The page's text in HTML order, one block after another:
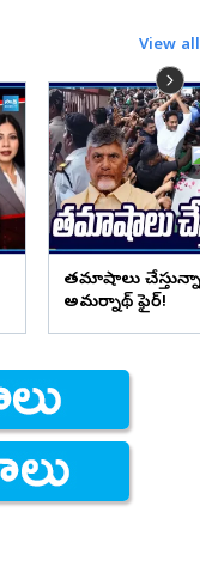
View all
తమాషాలు
అమర్నాథ్ ఫైర్!